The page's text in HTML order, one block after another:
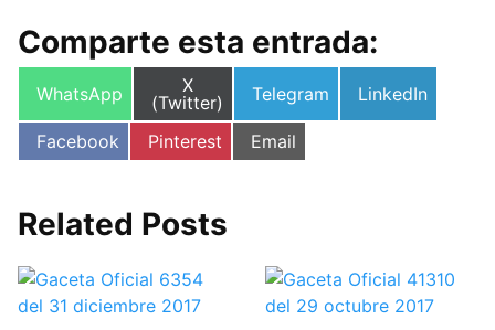
Comparte esta entrada:
Compartir
WhatsApp
Compartir
en
X
(Twitter)
Compartir
Telegram
Compartir
LinkedIn
Compartir
en
Facebook
Compartir
en
Pinterest
Compartir
en
Email
Related Posts